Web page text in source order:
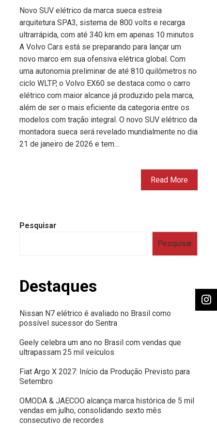
Novo SUV elétrico da marca sueca estreia
arquitetura SPA3, sistema de 800 volts e recarga
ultrarrápida, com até 340 km em apenas 10 minutos
A Volvo Cars está se preparando para lançar um
novo marco em sua ofensiva elétrica global. Com
uma autonomia preliminar de até 810 quilômetros no
ciclo WLTP, o Volvo EX60 se destaca como o carro
elétrico com maior alcance já produzido pela marca,
além de ser o mais eficiente da categoria entre os
modelos com tração integral. O novo SUV elétrico da
montadora sueca será revelado mundialmente no dia
21 de janeiro de 2026 e tem…
Read More
Pesquisar
Pesquisar
Destaques
Nissan N7 elétrico é avaliado no Brasil como
possível sucessor do Sentra
Geely celebra um ano no Brasil com vendas que
ultrapassam 25 mil veículos
Fiat Argo X 2027: Início da Produção Previsto para
Setembro
OMODA & JAECOO alcança marca histórica de 5 mil
vendas em julho, consolidando sexto mês
consecutivo de recordes